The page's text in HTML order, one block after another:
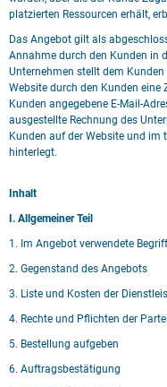
platzierten Ressourcen erhält,
Das Angebot gilt als
Annahme durch den Kunden in
Unternehmen stellt dem
Website durch den Kunden
Kunden angegebene E-Mail-
ausgestellte Rechnung des
Kunden auf der Website und im
hinterlegt.
Inhalt
I. Allgemeiner Teil
1. Im Angebot verwendete
2. Gegenstand des Angebots
3. Liste und Kosten der
4. Rechte und Pflichten der
5. Bestellung aufgeben
6. Auftragsbestätigung